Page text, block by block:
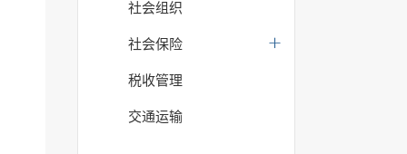
社会组织
社会保险
税收管理
交通运输